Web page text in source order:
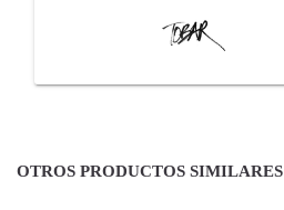
OTROS PRODUCTOS SIMILARES